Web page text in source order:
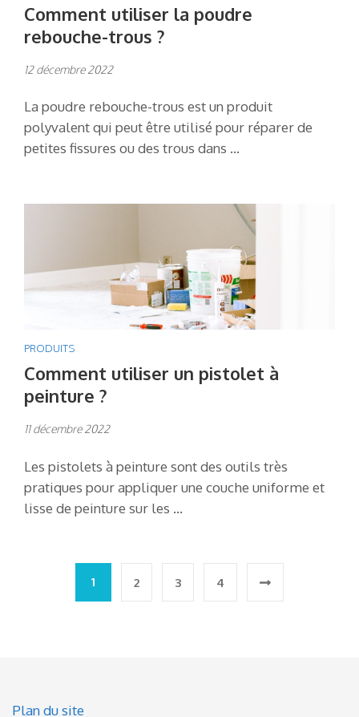
Comment utiliser la poudre
rebouche-trous ?
12 décembre 2022
La poudre rebouche-trous est un produit
polyvalent qui peut être utilisé pour réparer de
petites fissures ou des trous dans …
PRODUITS
Comment utiliser un pistolet à
peinture ?
11 décembre 2022
Les pistolets à peinture sont des outils très
pratiques pour appliquer une couche uniforme et
lisse de peinture sur les …
1 2 3 4
Plan du site